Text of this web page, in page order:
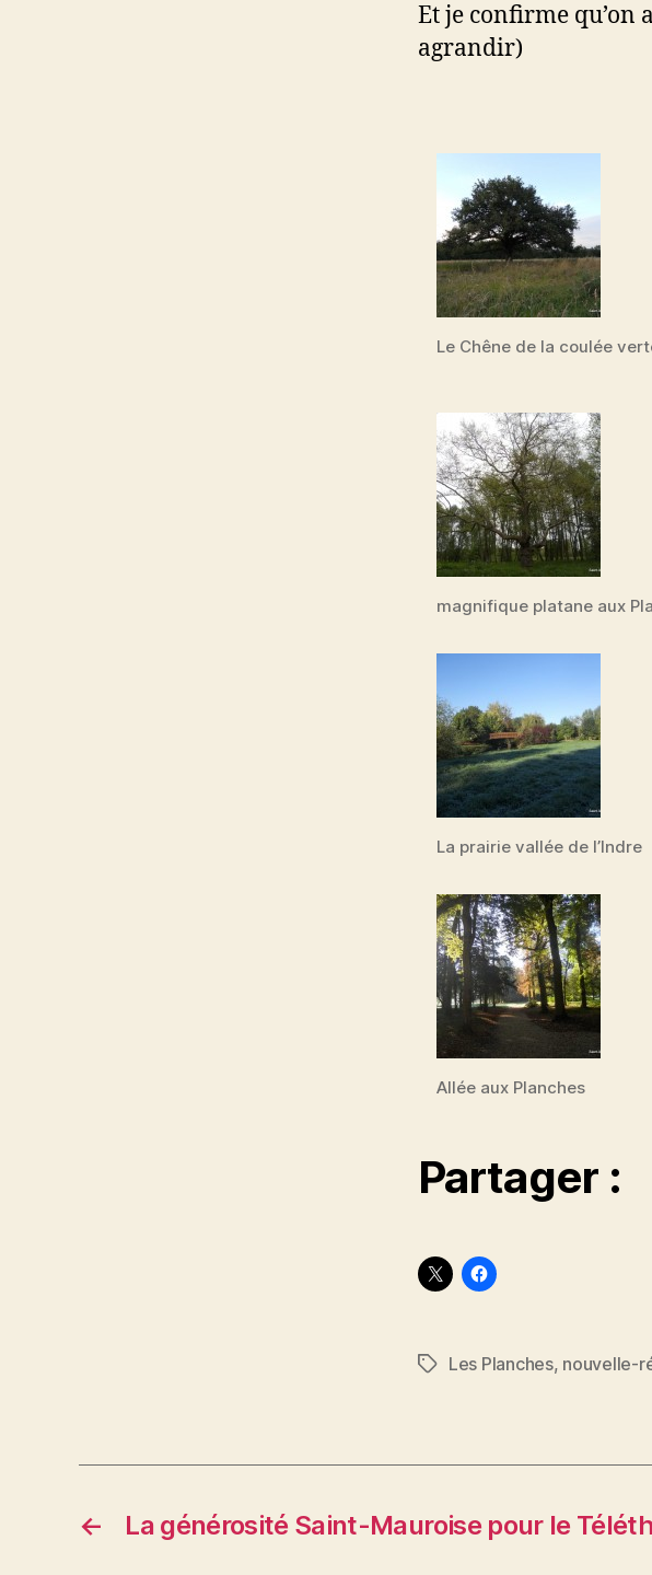
Et je confirme qu’on
agrandir)
Le Chêne de la coulée
magnifique platane aux
La prairie vallée de l’Indre
Allée aux Planches
Partager :
Étiquettes
Les Planches, nouvelle-
← La générosité Saint-Mauroise pour le